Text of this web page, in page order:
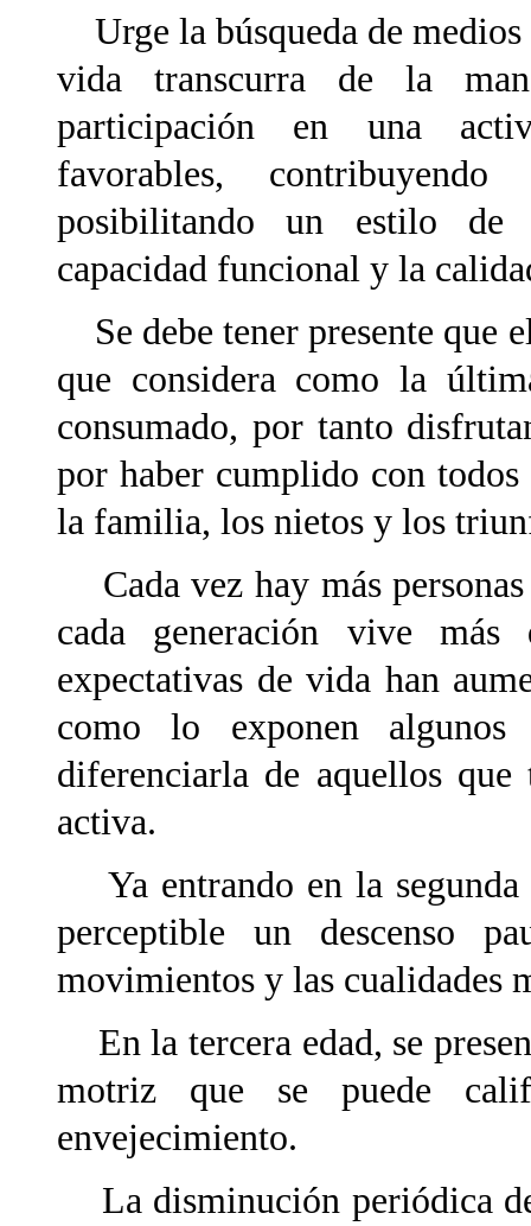
Urge la búsqueda de medios
vida transcurra de la
participación en una
favorables,
posibilitando un estilo de
capacidad funcional y la
Se debe tener presente que
que considera como la
consumado, por tanto
por haber cumplido con
la familia, los nietos y los
Cada vez hay más
cada generación vive
expectativas de vida han
como lo exponen
diferenciarla de aquellos
activa.
Ya entrando en la segunda
perceptible un descenso
movimientos y las cualidades
En la tercera edad, se
motriz que se puede
envejecimiento.
La disminución periódica